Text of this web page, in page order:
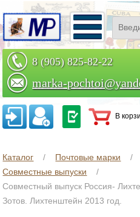
8 (905) 825-82-22
marka-
Заказать по
В
Каталог Почтовые марки
Совместные выпуски
Совместный выпуск Россия-
Зотов. Лихтенштейн 2013 год.